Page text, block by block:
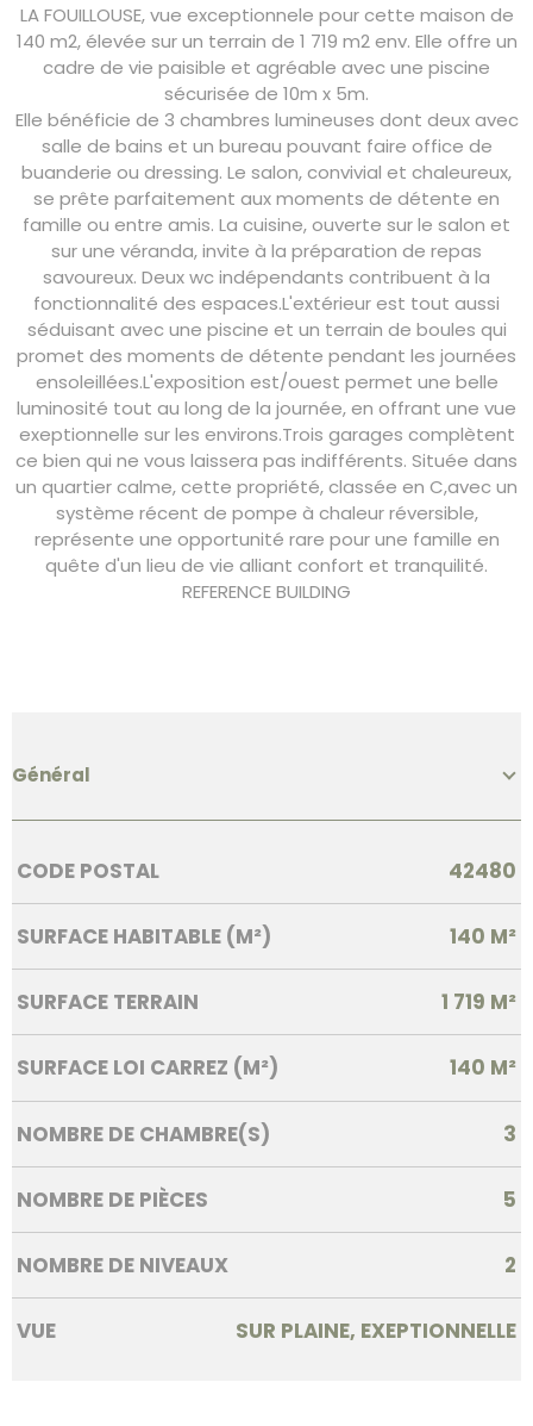
LA FOUILLOUSE, vue exceptionnele pour cette maison de
140 m2, élevée sur un terrain de 1 719 m2 env. Elle offre un
cadre de vie paisible et agréable avec une piscine
sécurisée de 10m x 5m.
Elle bénéficie de 3 chambres lumineuses dont deux avec
salle de bains et un bureau pouvant faire office de
buanderie ou dressing. Le salon, convivial et chaleureux,
se prête parfaitement aux moments de détente en
famille ou entre amis. La cuisine, ouverte sur le salon et
sur une véranda, invite à la préparation de repas
savoureux. Deux wc indépendants contribuent à la
fonctionnalité des espaces.L'extérieur est tout aussi
séduisant avec une piscine et un terrain de boules qui
promet des moments de détente pendant les journées
ensoleillées.L'exposition est/ouest permet une belle
luminosité tout au long de la journée, en offrant une vue
exeptionnelle sur les environs.Trois garages complètent
ce bien qui ne vous laissera pas indifférents. Située dans
un quartier calme, cette propriété, classée en C,avec un
système récent de pompe à chaleur réversible,
représente une opportunité rare pour une famille en
quête d'un lieu de vie alliant confort et tranquilité.
REFERENCE BUILDING
Général
Caractérisque Valeurs
CODE POSTAL 42480
SURFACE HABITABLE (M²) 140 M²
SURFACE TERRAIN 1 719 M²
SURFACE LOI CARREZ (M²) 140 M²
NOMBRE DE CHAMBRE(S) 3
NOMBRE DE PIÈCES 5
NOMBRE DE NIVEAUX 2
VUE SUR PLAINE, EXEPTIONNELLE